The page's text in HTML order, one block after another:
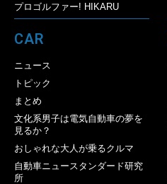
プロゴルファー! HIKARU
CAR
ニュース
トピック
まとめ
文化系男子は電気自動車の夢を
見るか？
おしゃれな大人が乗るクルマ
自動車ニュースタンダード研究
所